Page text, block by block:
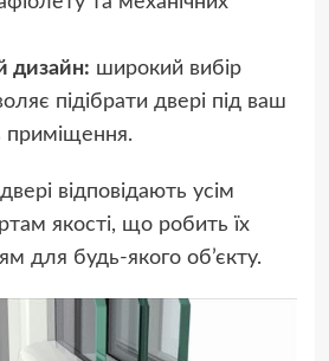
дизайн: широкий вибір
підібрати двері під ваш
приміщення.
відповідають усім
якості, що робить їх
для будь-якого об’єкту.